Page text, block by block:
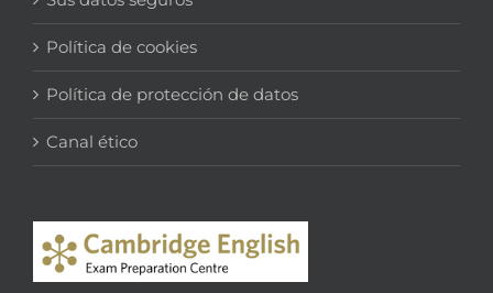
Política de cookies
Política de protección de datos
Canal ético